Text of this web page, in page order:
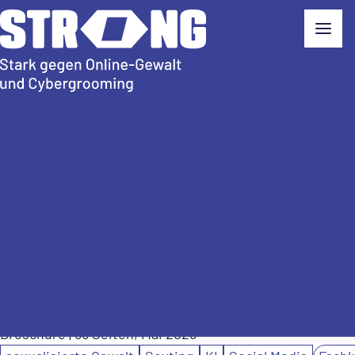
Broschüre| 56 Seiten, Mai 2025